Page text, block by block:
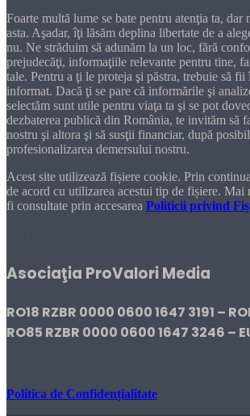
Foarte multă lume se bate pentru atenţia ta, dar
asta. Aşadar, îţi lăsăm deplina libertate de a
nu. Ne străduim să adunăm la un loc, fără
prejudecăţi, informaţiile relevante pentru tine,
tale. Pentru a ţi le proteja şi păstra, trebuie să
informat. Dacă ţi se pare că informările şi
selectăm sunt utile pentru viaţa ta şi se pot
dezbaterea publică din România, te invităm să
nostru şi altora şi să susţii financiar, după
profesionalizarea demersului nostru.
Acest site utilizează fișiere cookie. Prin
de acord cu utilizarea acestui tip de fișiere.
fi consultate prin accesarea Politicii privind
Asociaţia ProValori Media
RO18 RZBR 0000 0600 1647 3191 –
RO85 RZBR 0000 0600 1647 3246 –
Politica de Confidențialitate